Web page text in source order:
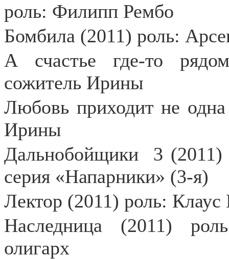
роль: Филипп Рембо
Бомбила (2011) роль:
А счастье где-то
сожитель Ирины
Любовь приходит не
Ирины
Дальнобойщики
3
серия «Напарники» (3-я)
Лектор (2011) роль: Клаус
Наследница (2011)
олигарх